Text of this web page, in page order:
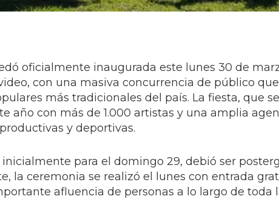
oficialmente inaugurada este lunes 30 de
con una masiva concurrencia de público
más tradicionales del país. La fiesta, que
año con más de 1.000 artistas y una amplia
y deportivas.
para el domingo 29, debió ser
la ceremonia se realizó el lunes con entrada
afluencia de personas a lo largo de toda